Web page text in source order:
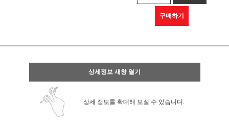
구매하기
상세정보 새창 열기
상세 정보를 확대해 보실 수 있습니다.